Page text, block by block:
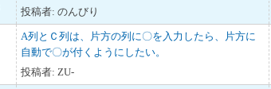
投稿者: のんびり
A列とＣ列は、片方の列に〇を入力したら、片方に
自動で〇が付くようにしたい。
投稿者: ZU-